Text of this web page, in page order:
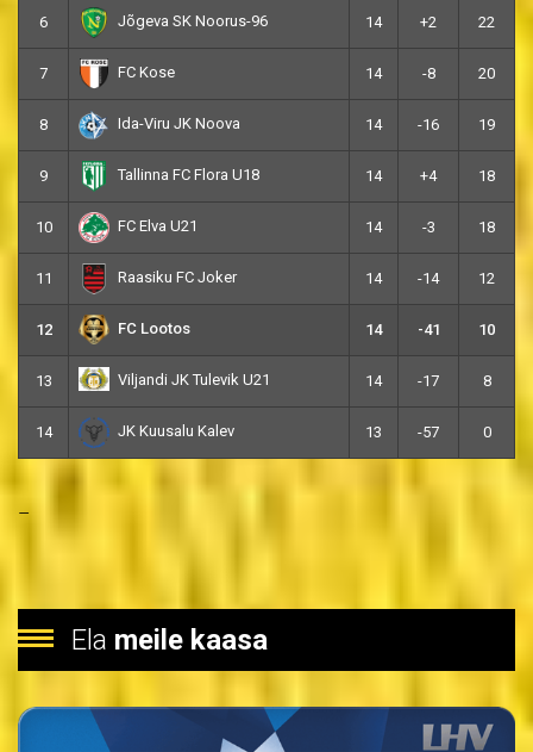
6 Jõgeva SK Noorus-96 14 +2 22
7 FC Kose 14 -8 20
8 Ida-Viru JK Noova 14 -16 19
9 Tallinna FC Flora U18 14 +4 18
10 FC Elva U21 14 -3 18
11 Raasiku FC Joker 14 -14 12
12 FC Lootos 14 -41 10
13 Viljandi JK Tulevik U21 14 -17 8
14 JK Kuusalu Kalev 13 -57 0
–
Ela meile kaasa